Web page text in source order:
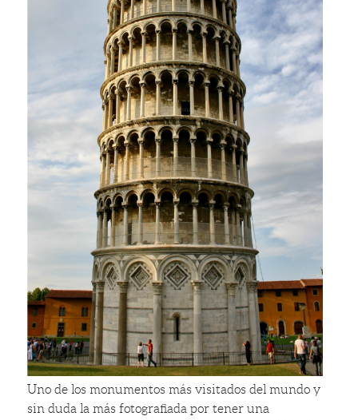
Uno de los monumentos más visitados del mundo y
sin duda la más fotografiada por tener una